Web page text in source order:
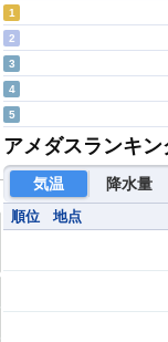
1
2
3
4
5
アメダスランキン
気温 降水量
順位 地点